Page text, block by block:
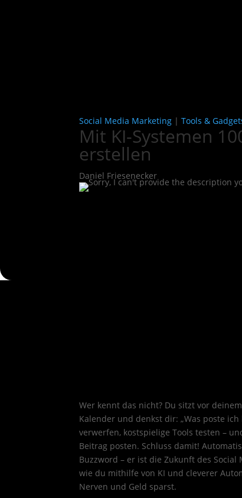
Social Media Marketing |Tools &
Mit KI-Systemen
erstellen
Daniel Friesenecker
Wer kennt das nicht? Du sitzt vor
Kalender und denkst dir: „Was poste
verwerfen, kostspielige Tools testen –
Beitrag posten. Schluss damit!
Buzzword – er ist die Zukunft des
wie du mithilfe von KI und cleverer
Nerven und Geld sparst.